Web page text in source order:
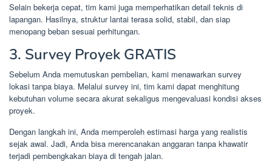
Selain bekerja cepat, tim kami juga memperhatikan detail teknis di
lapangan. Hasilnya, struktur lantai terasa solid, stabil, dan siap
menopang beban sesuai perhitungan.
3. Survey Proyek GRATIS
Sebelum Anda memutuskan pembelian, kami menawarkan survey
lokasi tanpa biaya. Melalui survey ini, tim kami dapat menghitung
kebutuhan volume secara akurat sekaligus mengevaluasi kondisi akses
proyek.
Dengan langkah ini, Anda memperoleh estimasi harga yang realistis
sejak awal. Jadi, Anda bisa merencanakan anggaran tanpa khawatir
terjadi pembengkakan biaya di tengah jalan.